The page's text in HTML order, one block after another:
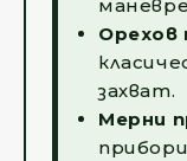
Орехов
захват.
Мерни